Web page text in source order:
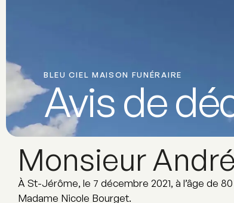
BLEU CIEL MAISON FUNÉRAIRE
Avis de
Monsieur
À St-Jérôme, le 7 décembre 2021, à l’âge de
Madame Nicole Bourget.